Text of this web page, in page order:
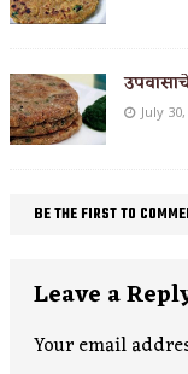
July
BE THE FIRST TO
Leave a
Your email